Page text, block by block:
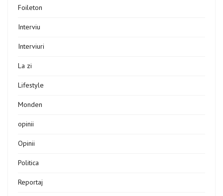
Foileton
Interviu
Interviuri
La zi
Lifestyle
Monden
opinii
Opinii
Politica
Reportaj